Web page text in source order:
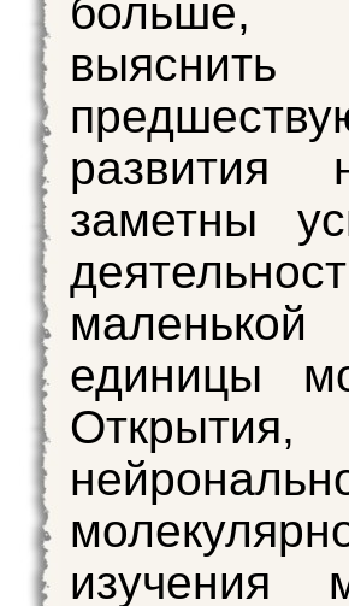
больше,
развития
заметны
единицы
изучения